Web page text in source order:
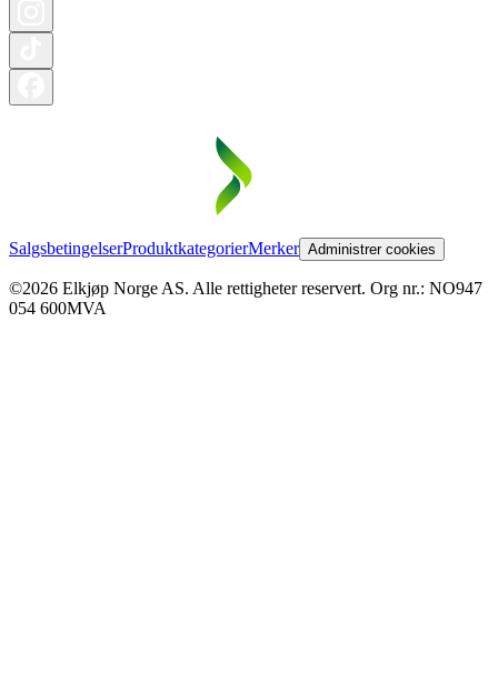
SalgsbetingelserProduktkategorierMerker Administrer cookies
©2026 Elkjøp Norge AS. Alle rettigheter reservert. Org nr.: NO947
054 600MVA